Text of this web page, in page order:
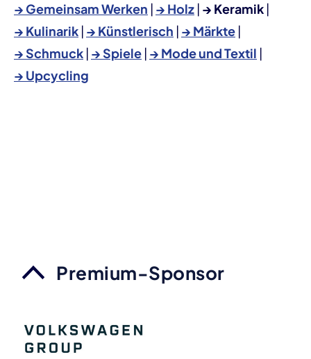
→ Gemeinsam Werken | → Holz | → Keramik |
→ Kulinarik | → Künstlerisch | → Märkte |
→ Schmuck | → Spiele | → Mode und Textil |
→ Upcycling
Premium-Sponsor